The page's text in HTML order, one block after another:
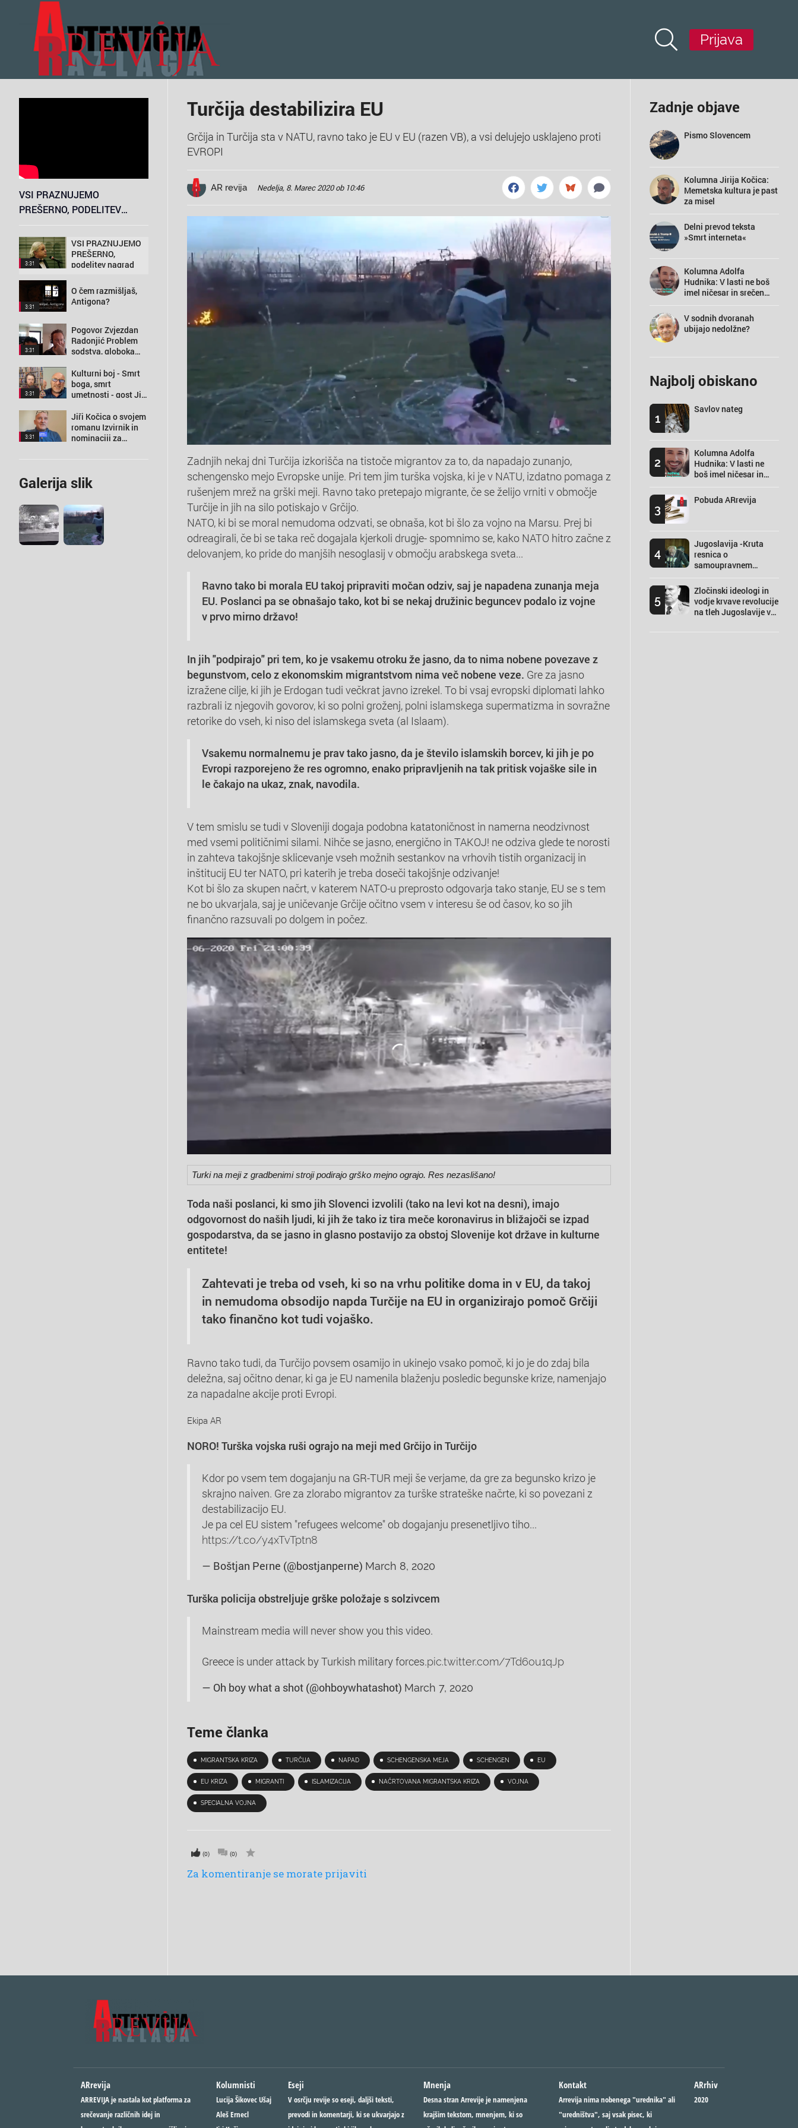
Prijava
VSI PRAZNUJEMO
PREŠERNO, PODELITEV
3:31
VSI PRAZNUJEMO
PREŠERNO,
podelitev nagrad
3:31
O čem razmišljaš,
Antigona?
3:31
Pogovor Zvjezdan
Radonjić Problem
sodstva, globoka
desnici
3:31
Kulturni boj - Smrt
boga, smrt
umetnosti - gost Jiri
3:31
Jiři Kočica o svojem
romanu Izvirnik in
nominaciji za
Galerija slik
Turčija destabilizira EU
Grčija in Turčija sta v NATU, ravno tako je EU v EU (razen VB), a vsi delujejo usklajeno proti
EVROPI
AR revija Nedelja, 8. Marec 2020 ob 10:46
Zadnjih nekaj dni Turčija izkorišča na tistoče migrantov za to, da napadajo zunanjo,
schengensko mejo Evropske unije. Pri tem jim turška vojska, ki je v NATU, izdatno pomaga z
rušenjem mrež na grški meji. Ravno tako pretepajo migrante, če se želijo vrniti v območje
Turčije in jih na silo potiskajo v Grčijo.
NATO, ki bi se moral nemudoma odzvati, se obnaša, kot bi šlo za vojno na Marsu. Prej bi
odreagirali, če bi se taka reč dogajala kjerkoli drugje- spomnimo se, kako NATO hitro začne z
delovanjem, ko pride do manjših nesoglasij v območju arabskega sveta...
Ravno tako bi morala EU takoj pripraviti močan odziv, saj je napadena zunanja meja
EU. Poslanci pa se obnašajo tako, kot bi se nekaj družinic beguncev podalo iz vojne
v prvo mirno državo!
In jih "podpirajo" pri tem, ko je vsakemu otroku že jasno, da to nima nobene povezave z
begunstvom, celo z ekonomskim migrantstvom nima več nobene veze. Gre za jasno
izražene cilje, ki jih je Erdogan tudi večkrat javno izrekel. To bi vsaj evropski diplomati lahko
razbrali iz njegovih govorov, ki so polni groženj, polni islamskega supermatizma in sovražne
retorike do vseh, ki niso del islamskega sveta (al Islaam).
Vsakemu normalnemu je prav tako jasno, da je število islamskih borcev, ki jih je po
Evropi razporejeno že res ogromno, enako pripravljenih na tak pritisk vojaške sile in
le čakajo na ukaz, znak, navodila.
V tem smislu se tudi v Sloveniji dogaja podobna katatoničnost in namerna neodzivnost
med vsemi političnimi silami. Nihče se jasno, energično in TAKOJ! ne odziva glede te norosti
in zahteva takojšnje sklicevanje vseh možnih sestankov na vrhovih tistih organizacij in
inštitucij EU ter NATO, pri katerih je treba doseči takojšnje odzivanje!
Kot bi šlo za skupen načrt, v katerem NATO-u preprosto odgovarja tako stanje, EU se s tem
ne bo ukvarjala, saj je uničevanje Grčije očitno vsem v interesu še od časov, ko so jih
finančno razsuvali po dolgem in počez.
Turki na meji z gradbenimi stroji podirajo grško mejno ograjo. Res nezaslišano!
Toda naši poslanci, ki smo jih Slovenci izvolili (tako na levi kot na desni), imajo
odgovornost do naših ljudi, ki jih že tako iz tira meče koronavirus in bližajoči se izpad
gospodarstva, da se jasno in glasno postavijo za obstoj Slovenije kot države in kulturne
entitete!
Zahtevati je treba od vseh, ki so na vrhu politike doma in v EU, da takoj
in nemudoma obsodijo napda Turčije na EU in organizirajo pomoč Grčiji
tako finančno kot tudi vojaško.
Ravno tako tudi, da Turčijo povsem osamijo in ukinejo vsako pomoč, ki jo je do zdaj bila
deležna, saj očitno denar, ki ga je EU namenila blaženju posledic begunske krize, namenjajo
za napadalne akcije proti Evropi.
Ekipa AR
NORO! Turška vojska ruši ograjo na meji med Grčijo in Turčijo
Kdor po vsem tem dogajanju na GR-TUR meji še verjame, da gre za begunsko krizo je
skrajno naiven. Gre za zlorabo migrantov za turške strateške načrte, ki so povezani z
destabilizacijo EU.
Je pa cel EU sistem "refugees welcome" ob dogajanju presenetljivo tiho...
https://t.co/y4xTvTptn8
— Boštjan Perne (@bostjanperne) March 8, 2020
Turška policija obstreljuje grške položaje s solzivcem
Mainstream media will never show you this video.
Greece is under attack by Turkish military forces.pic.twitter.com/7Td6ou1qJp
— Oh boy what a shot (@ohboywhatashot) March 7, 2020
Teme članka
MIGRANTSKA KRIZA TURČIJA NAPAD SCHENGENSKA MEJA SCHENGEN EU
EU KRIZA MIGRANTI ISLAMIZACIJA NAČRTOVANA MIGRANTSKA KRIZA VOJNA
SPECIALNA VOJNA
(0) (0)
Za komentiranje se morate prijaviti
Zadnje objave
Pismo Slovencem
Kolumna Jirija Kočica:
Memetska kultura je past
za misel
Delni prevod teksta
»Smrt interneta«
Kolumna Adolfa
Hudnika: V lasti ne boš
imel ničesar in srečen
V sodnih dvoranah
ubijajo nedolžne?
Najbolj obiskano
1
Savlov nateg
2
Kolumna Adolfa
Hudnika: V lasti ne
boš imel ničesar in
3
Pobuda ARrevija
4
Jugoslavija -Kruta
resnica o
samoupravnem
5
Zločinski ideologi in
vodje krvave revolucije
na tleh Jugoslavije v
ARrevija
ARREVIJA je nastala kot platforma za
srečevanje različnih idej in
Kolumnisti
Lucija Šikovec Ušaj
Aleš Ernecl
Eseji
V osrčju revije so eseji, daljši teksti,
prevodi in komentarji, ki se ukvarjajo z
Mnenja
Desna stran Arrevije je namenjena
krajšim tekstom, mnenjem, ki so
Kontakt
Arrevija nima nobenega "urednika" ali
"uredništva", saj vsak pisec, ki
ARrhiv
2020